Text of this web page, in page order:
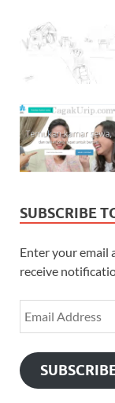
SUBSCRIBE
Enter your email
receive